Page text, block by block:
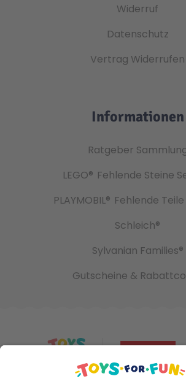
Widerruf
Datenschutz
Vertrag Widerrufen
Informationen
Ratgeber
LEGO® Fehlende Steine
PLAYMOBIL® Fehlende
Schleich®
Sylvanian Families®
Gutscheine &